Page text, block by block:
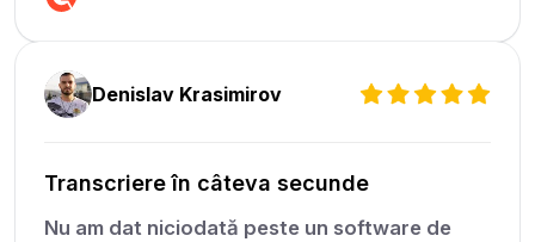
Denislav Krasimirov
Transcriere în câteva secunde
Nu am dat niciodată peste un software de